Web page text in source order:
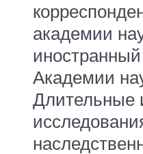
академии
Академии
Длительные